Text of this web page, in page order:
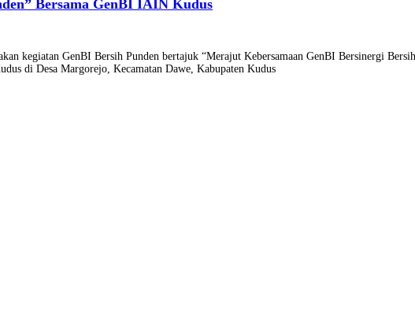
Bersama GenBI IAIN Kudus
kegiatan GenBI Bersih Punden bertajuk “Merajut Kebersamaan GenBI Bersinergi
di Desa Margorejo, Kecamatan Dawe, Kabupaten Kudus